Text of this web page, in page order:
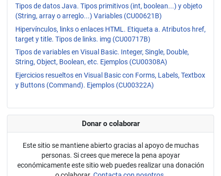
Tipos de datos Java. Tipos primitivos (int, boolean...) y objeto
(String, array o arreglo...) Variables (CU00621B)
Hipervínculos, links o enlaces HTML. Etiqueta a. Atributos href,
target y title. Tipos de links. img (CU00717B)
Tipos de variables en Visual Basic. Integer, Single, Double,
String, Object, Boolean, etc. Ejemplos (CU00308A)
Ejercicios resueltos en Visual Basic con Forms, Labels, Textbox
y Buttons (Command). Ejemplos (CU00322A)
Donar o colaborar
Este sitio se mantiene abierto gracias al apoyo de muchas
personas. Si crees que merece la pena apoyar
económicamente este sitio web puedes realizar una donación